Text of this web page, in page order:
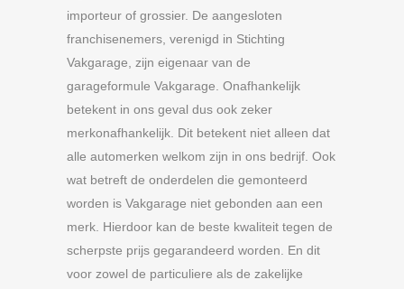
importeur of grossier. De aangesloten
franchisenemers, verenigd in Stichting
Vakgarage, zijn eigenaar van de
garageformule Vakgarage. Onafhankelijk
betekent in ons geval dus ook zeker
merkonafhankelijk. Dit betekent niet alleen dat
alle automerken welkom zijn in ons bedrijf. Ook
wat betreft de onderdelen die gemonteerd
worden is Vakgarage niet gebonden aan een
merk. Hierdoor kan de beste kwaliteit tegen de
scherpste prijs gegarandeerd worden. En dit
voor zowel de particuliere als de zakelijke